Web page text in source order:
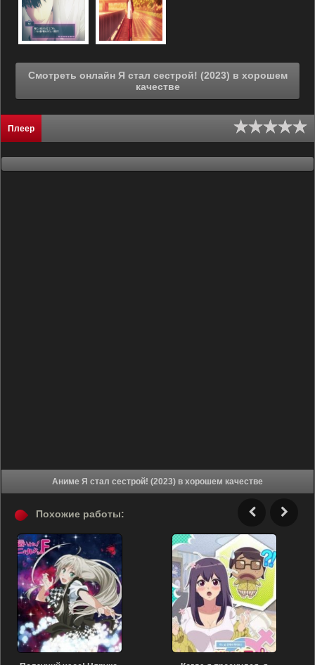
Смотреть онлайн Я стал сестрой! (2023) в хорошем
качестве
Плеер
Аниме Я стал сестрой! (2023) в хорошем качестве
Похожие работы: